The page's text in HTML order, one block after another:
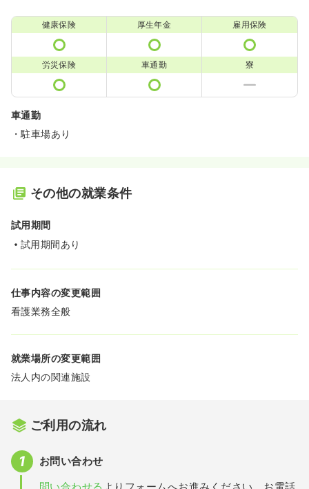
健康保険 厚生年金 雇用保険
労災保険 車通勤 寮
車通勤
・駐車場あり
その他の就業条件
試用期間
試用期間あり
仕事内容の変更範囲
看護業務全般
就業場所の変更範囲
法人内の関連施設
ご利用の流れ
お問い合わせ